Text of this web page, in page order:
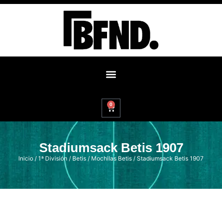
0
Stadiumsack Betis 1907
Inicio/ 1ª División / Betis / Mochilas Betis / Stadiumsack Betis 1907